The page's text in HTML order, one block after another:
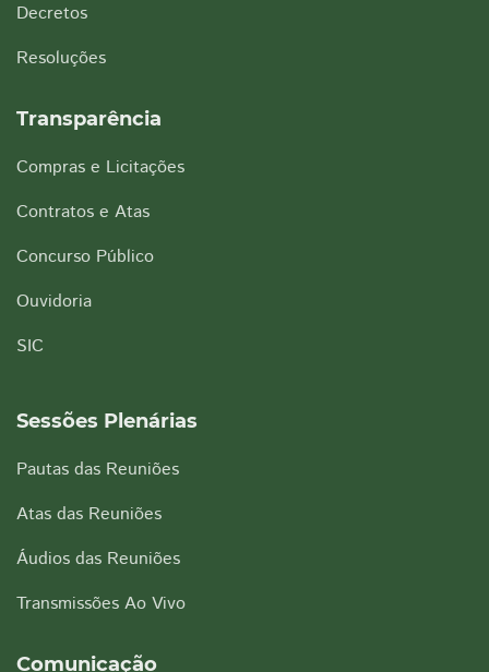
Decretos
Resoluções
Transparência
Compras e Licitações
Contratos e Atas
Concurso Público
Ouvidoria
SIC
Sessões Plenárias
Pautas das Reuniões
Atas das Reuniões
Áudios das Reuniões
Transmissões Ao Vivo
Comunicação